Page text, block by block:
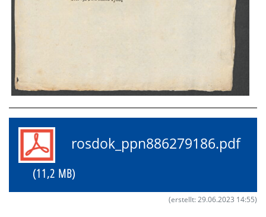
rosdok_ppn886279186.pdf
(11,2 MB)
(erstellt: 29.06.2023 14:55)